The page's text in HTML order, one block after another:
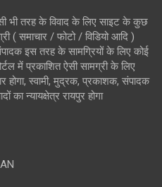
भी तरह के विवाद के लिए साइट के कुछ
( समाचार / फोटो / विडियो आदि )
इस तरह के सामग्रियों के लिए कोई
में प्रकाशित ऐसी सामग्री के लिए
होगा, स्वामी, मुद्रक, प्रकाशक, संपादक
का न्यायक्षेत्र रायपुर होगा